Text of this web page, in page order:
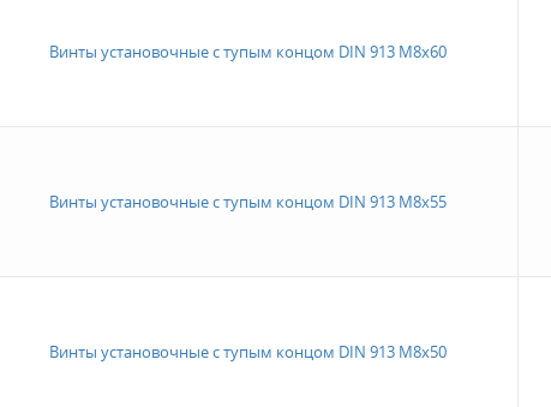
Винты установочные с тупым концом DIN 913 M8x60
Винты установочные с тупым концом DIN 913 M8x55
Винты установочные с тупым концом DIN 913 M8x50